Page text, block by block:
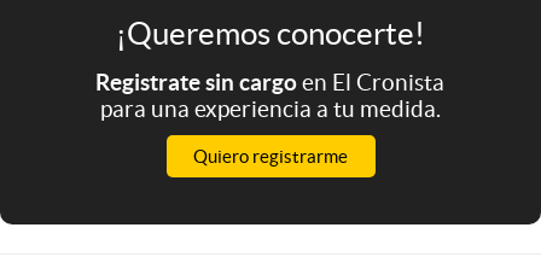
¡Queremos conocerte!
Registrate sin cargoen El Cronista
para una experiencia a tu medida.
Quiero registrarme